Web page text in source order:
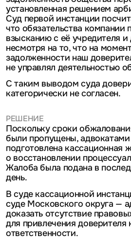
установленная решением
Суд первой инстанции
что обязательства компании
взысканию с её учредителя и
несмотря на то, что на
задолженности наш
не управлял деятельностью
С таким выводом суда
категорически не согласен.
РЕШЕНИЕ
Поскольку сроки
были пропущены,
подготовлена кассационная
о восстановлении
Жалоба была подана в
день.
В суде кассационной
суде Московского округа —
доказать отсутствие
для привлечения доверителя
ответственности.